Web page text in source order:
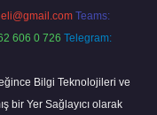
Teams:
606 0 726 Telegram:
Bilgi Teknolojileri ve
bir Yer Sağlayıcı olarak